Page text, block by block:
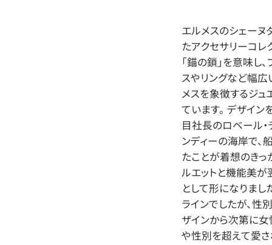
エルメスのシェーヌ
たアクセサリーコレ
「錨の鎖」を意味し
スやリングなど幅広
メスを象徴するジュ
ています。 デザイ
目社長のロベール・
ンディーの海岸で、
たことが着想のきっ
ルエットと機能美が
として形になりま
ラインでしたが、
ザインから次第に
や性別を超えて愛